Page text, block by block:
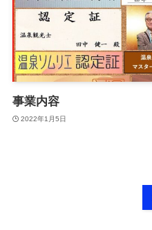
事業内容
2022年1月5日